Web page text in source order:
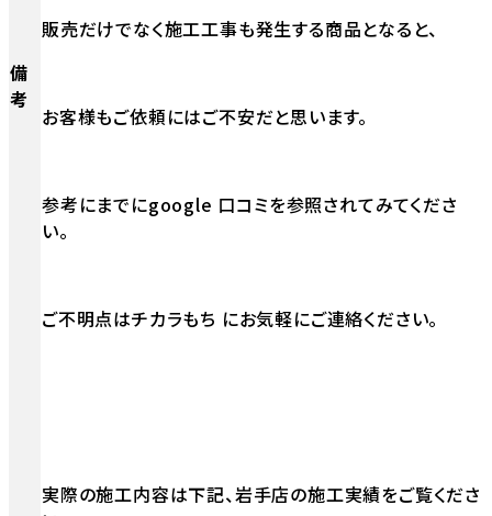
備
考
販売だけでなく施工工事も発生する商品となると、
お客様もご依頼にはご不安だと思います。
参考にまでにgoogle 口コミを参照されてみてくださ
い。
ご不明点はチカラもち にお気軽にご連絡ください。
実際の施工内容は下記、岩手店の施工実績をご覧くださ